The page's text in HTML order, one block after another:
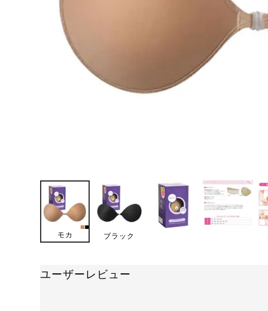
モカ ブラック
ユーザーレビュー